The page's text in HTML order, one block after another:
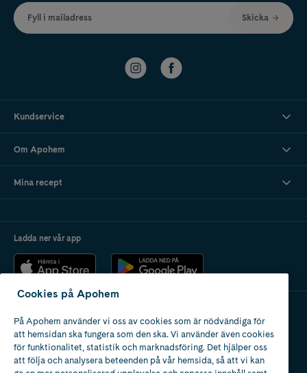
Fyll i mailadress Skicka
Kundservice
Om Apohem
Mina recept
Ladda ner vår app
Apotek med tillstånd
av Läkemedelsverket
Cookies på Apohem
På Apohem använder vi oss av cookies som är nödvändiga för
att hemsidan ska fungera som den ska. Vi använder även cookies
för funktionalitet, statistik och marknadsföring. Det hjälper oss
att följa och analysera beteenden på vår hemsida, så att vi kan